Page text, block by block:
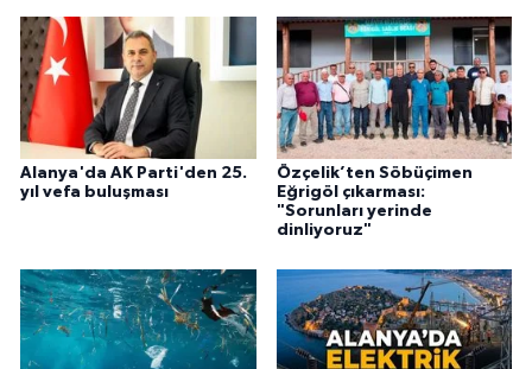
Alanya'da AK Parti'den 25.
yıl vefa buluşması
Özçelik’ten Söbüçimen
Eğrigöl çıkarması:
"Sorunları yerinde
dinliyoruz"